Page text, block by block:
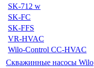
SK-712 w
SK-FC
SK-FFS
VR-HVAC
Wilo-Control CC-HVAC
Скважинные насосы Wilo